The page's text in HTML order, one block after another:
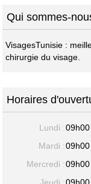
Qui sommes-
VisagesTunisie :
chirurgie du visage.
Horaires
Lundi :
Mardi :
Mercredi :
Jeudi :